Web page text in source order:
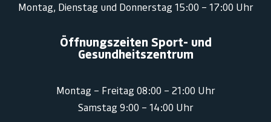
Montag, Dienstag und Donnerstag 15:00 – 17:00 Uhr
Öffnungszeiten Sport- und
Gesundheitszentrum
Montag – Freitag 08:00 – 21:00 Uhr
Samstag 9:00 – 14:00 Uhr